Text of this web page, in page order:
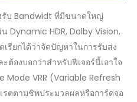
รับ Bandwidt ที่มีขนาดใหญ่
Dynamic HDR, Dolby Vision,
รียกได้ว่าจัดปัญหาในการรับส่ง
องบอกว่าสำหรับฟีเจอร์นี้เอาใจ
Mode VRR (Variable Refresh
รตตามชิพประมวลผลหรือการ์ดจอ